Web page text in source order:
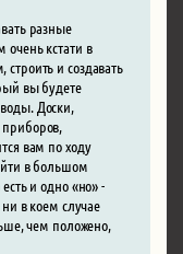
разные
кстати в
и создавать
вы будете
Доски,
вам по ходу
в большом
и одно «но» -
в коем случае
чем положено,